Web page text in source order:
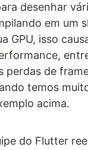
desenhar
em um
GPU, isso
perdas de
temos
acima.
do Flutter